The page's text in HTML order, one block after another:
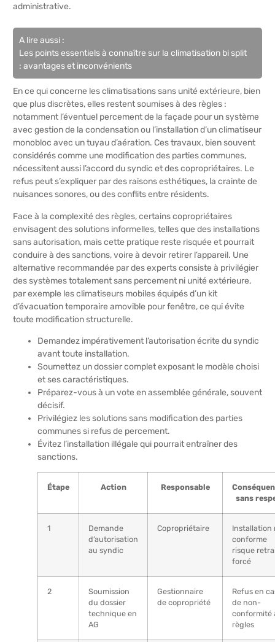
administrative.
A lire aussi :
Les points essentiels à connaître sur la climatisation bi split
: avantages et inconvénients
En ce qui concerne les climatisations sans unité extérieure, bien
que plus discrètes, elles restent soumises à des règles :
notamment l’éventuel percement de la façade pour un système
avec gestion de la condensation ou l’installation d’un climatiseur
monobloc avec un tuyau d’aération. Ces travaux, bien souvent
considérés comme une modification des parties communes,
nécessitent aussi l’accord du syndic et des copropriétaires. Le
refus peut s’expliquer par des raisons esthétiques, la crainte de
nuisances sonores, ou des conflits entre résidents.
Face à la complexité des règles, certains copropriétaires
envisagent des solutions informelles, telles que des installations
sans autorisation, mais cette pratique reste risquée et pourrait
conduire à des sanctions, voire à devoir retirer l’appareil. Une
alternative recommandée par des experts consiste à privilégier
des systèmes totalement sans percement ni unité extérieure,
par exemple les climatiseurs mobiles équipés d’un kit
d’évacuation temporaire amovible pour fenêtre, ce qui évite
toute modification structurelle.
Demandez impérativement l’autorisation écrite du syndic
avant toute installation.
Soumettez un dossier complet exposant le modèle choisi
et ses caractéristiques.
Préparez-vous à un vote en assemblée générale, souvent
décisif.
Privilégiez les solutions sans modification des parties
communes si refus de percement.
Évitez l’installation illégale qui pourrait entraîner des
sanctions.
Étape Action Responsable
sans
1
Demande
d’autorisation
au syndic
Copropriétaire
Installation
conforme
risque
forcé
2
Soumission
du dossier
technique en
AG
Gestionnaire
de copropriété
Refus en
de non-
conformité
règles